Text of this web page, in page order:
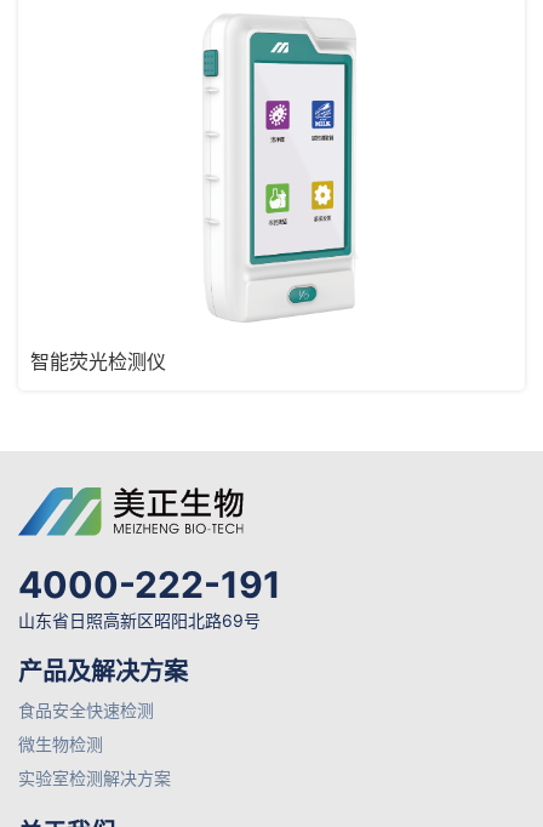
智能荧光检测仪
4000-222-191
山东省日照高新区昭阳北路69号
产品及解决方案
食品安全快速检测
微生物检测
实验室检测解决方案